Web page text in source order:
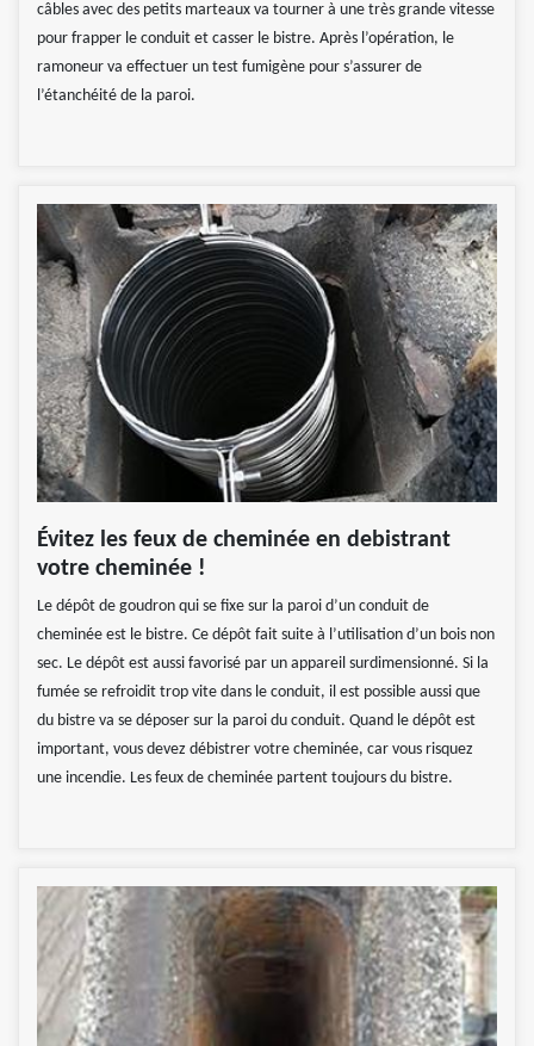
câbles avec des petits marteaux va tourner à une très grande vitesse
pour frapper le conduit et casser le bistre. Après l’opération, le
ramoneur va effectuer un test fumigène pour s’assurer de
l’étanchéité de la paroi.
Évitez les feux de cheminée en debistrant
votre cheminée !
Le dépôt de goudron qui se fixe sur la paroi d’un conduit de
cheminée est le bistre. Ce dépôt fait suite à l’utilisation d’un bois non
sec. Le dépôt est aussi favorisé par un appareil surdimensionné. Si la
fumée se refroidit trop vite dans le conduit, il est possible aussi que
du bistre va se déposer sur la paroi du conduit. Quand le dépôt est
important, vous devez débistrer votre cheminée, car vous risquez
une incendie. Les feux de cheminée partent toujours du bistre.